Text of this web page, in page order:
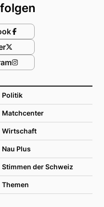
Politik
Matchcenter
Wirtschaft
Nau Plus
Stimmen der Schweiz
Themen